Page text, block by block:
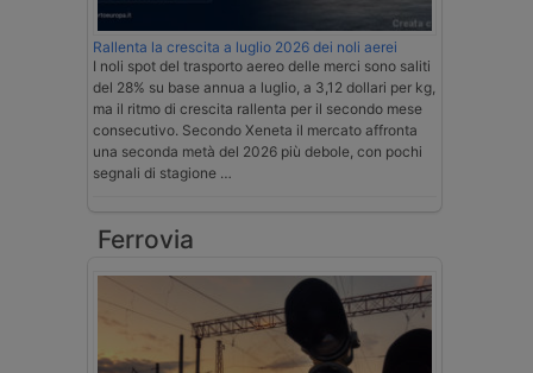
Rallenta la crescita a luglio 2026 dei noli aerei
I noli spot del trasporto aereo delle merci sono saliti
del 28% su base annua a luglio, a 3,12 dollari per kg,
ma il ritmo di crescita rallenta per il secondo mese
consecutivo. Secondo Xeneta il mercato affronta
una seconda metà del 2026 più debole, con pochi
segnali di stagione …
Ferrovia